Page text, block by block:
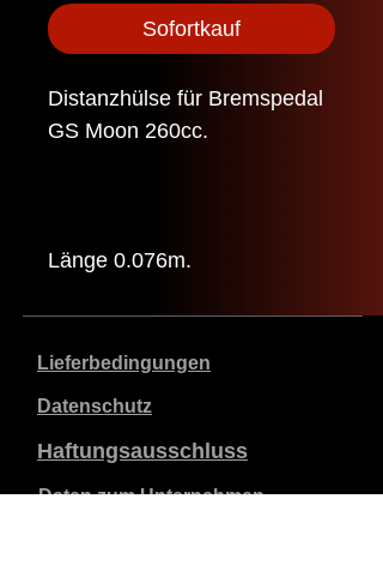
Sofortkauf
Distanzhülse für Bremspedal
GS Moon 260cc.
Länge 0.076m.
Lieferbedingungen
Datenschutz
Haftungsausschluss
Daten zum Unternehmen